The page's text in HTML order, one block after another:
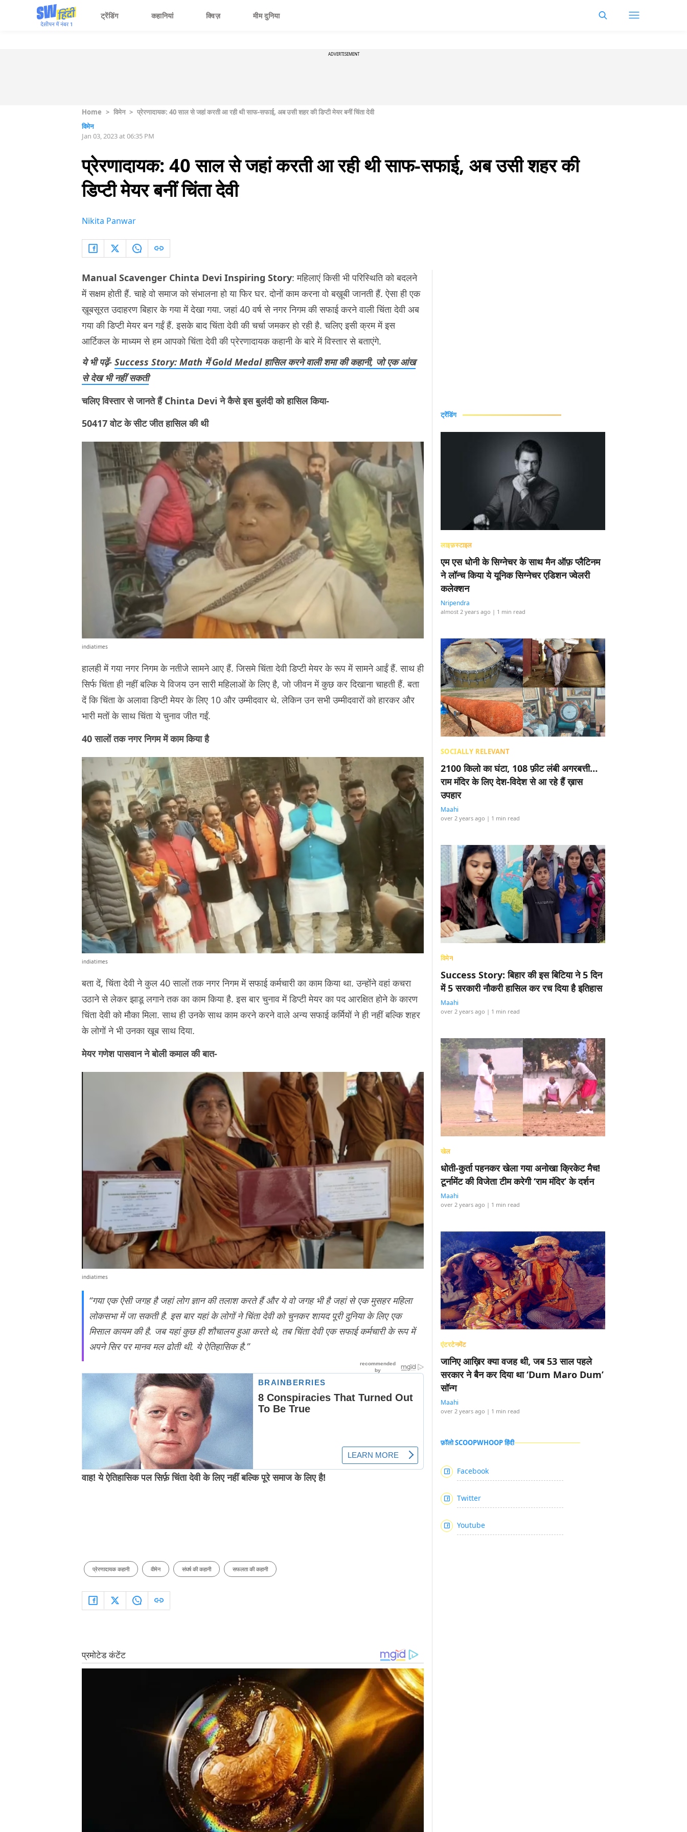
ट्रेंडिंग कहानियां क्विज़ मीम दुनिया
ADVERTISEMENT
Home > विमेन > प्रेरणादायक: 40 साल से जहां करती आ रही थी साफ-सफाई, अब उसी शहर की डिप्टी मेयर बनीं चिंता देवी
विमेन
Jan 03, 2023 at 06:35 PM
प्रेरणादायक: 40 साल से जहां करती आ रही थी साफ-सफाई, अब उसी शहर की
डिप्टी मेयर बनीं चिंता देवी
Nikita Panwar
Manual Scavenger Chinta Devi Inspiring Story: महिलाएं किसी भी परिस्थिति को बदलने
में सक्षम होती हैं. चाहे वो समाज को संभालना हो या फिर घर. दोनों काम करना वो बख़ूबी जानती हैं. ऐसा ही एक
ख़ूबसूरत उदाहरण बिहार के गया में देखा गया. जहां 40 वर्ष से नगर निगम की सफाई करने वाली चिंता देवी अब
गया की डिप्टी मेयर बन गईं हैं. इसके बाद चिंता देवी की चर्चा जमकर हो रही है. चलिए इसी क्रम में इस
आर्टिकल के माध्यम से हम आपको चिंता देवी की प्रेरणादायक कहानी के बारे में विस्तार से बताएंगे.
ये भी पढ़ें- Success Story: Math में Gold Medal हासिल करने वाली शमा की कहानी, जो एक आंख
से देख भी नहीं सकती
चलिए विस्तार से जानते हैं Chinta Devi ने कैसे इस बुलंदी को हासिल किया-
50417 वोट के सीट जीत हासिल की थी
indiatimes
हालही में गया नगर निगम के नतीजे सामने आए हैं. जिसमे चिंता देवी डिप्टी मेयर के रूप में सामने आईं हैं. साथ ही
सिर्फ चिंता ही नहीं बल्कि ये विजय उन सारी महिलाओं के लिए है, जो जीवन में कुछ कर दिखाना चाहती हैं. बता
दें कि चिंता के अलावा डिप्टी मेयर के लिए 10 और उम्मीदवार थे. लेकिन उन सभी उम्मीदवारों को हारकर और
भारी मतों के साथ चिंता ये चुनाव जीत गईं.
40 सालों तक नगर निगम में काम किया है
indiatimes
बता दें, चिंता देवी ने कुल 40 सालों तक नगर निगम में सफाई कर्मचारी का काम किया था. उन्होंने वहां कचरा
उठाने से लेकर झाडू लगाने तक का काम किया है. इस बार चुनाव में डिप्टी मेयर का पद आरक्षित होने के कारण
चिंता देवी को मौका मिला. साथ ही उनके साथ काम करने करने वाले अन्य सफाई कर्मियों ने ही नहीं बल्कि शहर
के लोगों ने भी उनका खूब साथ दिया.
मेयर गणेश पासवान ने बोली कमाल की बात-
indiatimes
“गया एक ऐसी जगह है जहां लोग ज्ञान की तलाश करते हैं और ये वो जगह भी है जहां से एक मुसहर महिला
लोकसभा में जा सकती है. इस बार यहां के लोगों ने चिंता देवी को चुनकर शायद पूरी दुनिया के लिए एक
मिसाल कायम की है. जब यहां कुछ ही शौचालय हुआ करते थे, तब चिंता देवी एक सफाई कर्मचारी के रूप में
अपने सिर पर मानव मल ढोती थी. ये ऐतिहासिक है.”
वाह! ये ऐतिहासिक पल सिर्फ़ चिंता देवी के लिए नहीं बल्कि पूरे समाज के लिए है!
प्रेरणादायक कहानी वीमेन संघर्ष की कहानी सफलता की कहानी
ट्रेंडिंग
लाइफ़स्टाइल
एम एस धोनी के सिग्नेचर के साथ मैन ऑफ़ प्लैटिनम
ने लॉन्च किया ये यूनिक सिग्नेचर एडिशन ज्वेलरी
कलेक्शन
Nripendra
almost 2 years ago | 1 min read
SOCIALLY RELEVANT
2100 किलो का घंटा, 108 फ़ीट लंबी अगरबत्ती…
राम मंदिर के लिए देश-विदेश से आ रहे हैं ख़ास
उपहार
Maahi
over 2 years ago | 1 min read
विमेन
Success Story: बिहार की इस बिटिया ने 5 दिन
में 5 सरकारी नौकरी हासिल कर रच दिया है इतिहास
Maahi
over 2 years ago | 1 min read
खेल
धोती-कुर्ता पहनकर खेला गया अनोखा क्रिकेट मैच!
टूर्नामेंट की विजेता टीम करेगी ‘राम मंदिर’ के दर्शन
Maahi
over 2 years ago | 1 min read
एंटरटेनमेंट
जानिए आख़िर क्या वजह थी, जब 53 साल पहले
सरकार ने बैन कर दिया था ‘Dum Maro Dum’
सॉन्ग
Maahi
over 2 years ago | 1 min read
फ़ॉलो SCOOPWHOOP हिंदी
Facebook
Twitter
Youtube